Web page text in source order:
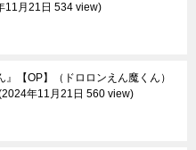
11月21日 534 view
』【OP】（ドロロンえん魔くん）
2024年11月21日 560 view